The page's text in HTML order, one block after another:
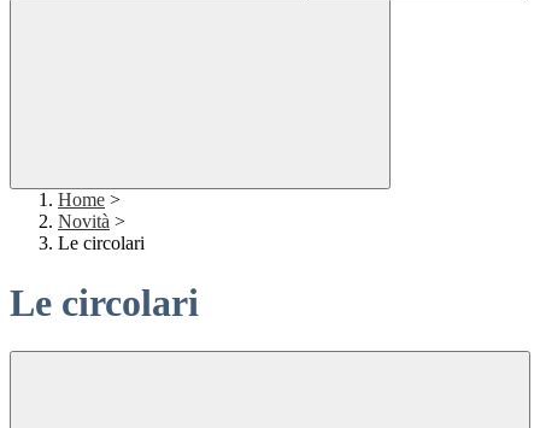
Home >
Novità >
Le circolari
Le circolari